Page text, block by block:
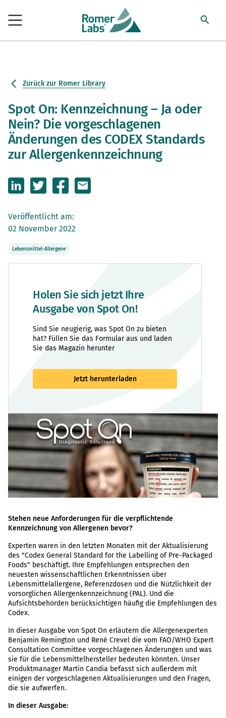
Zurück zur Romer Library
Spot On: Kennzeichnung – Ja oder
Nein? Die vorgeschlagenen
Änderungen des CODEX Standards
zur Allergenkennzeichnung
Veröffentlicht am:
02 November 2022
Lebensmittel-Allergene
Holen Sie sich jetzt Ihre
Ausgabe von Spot On!
Sind Sie neugierig, was Spot On zu bieten
hat? Füllen Sie das Formular aus und laden
Sie das Magazin herunter
Jetzt herunterladen
Stehen neue Anforderungen für die verpflichtende
Kennzeichnung von Allergenen bevor?
Experten waren in den letzten Monaten mit der Aktualisierung
des "Codex General Standard for the Labelling of Pre-Packaged
Foods" beschäftigt. Ihre Empfehlungen entsprechen den
neuesten wissenschaftlichen Erkenntnissen über
Lebensmittelallergene, Referenzdosen und die Nützlichkeit der
vorsorglichen Allergenkennzeichnung (PAL). Und die
Aufsichtsbehörden berücksichtigen häufig die Empfehlungen des
Codex.
In dieser Ausgabe von Spot On erläutern die Allergenexperten
Benjamin Remington und René Crevel die vom FAO/WHO Expert
Consultation Committee vorgeschlagenen Änderungen und was
sie für die Lebensmittelhersteller bedeuten könnten. Unser
Produktmanager Martin Candia befasst sich außerdem mit
einigen der vorgeschlagenen Aktualisierungen und den Fragen,
die sie aufwerfen.
In dieser Ausgabe: